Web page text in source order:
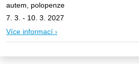
autem, polopenze
7. 3. - 10. 3. 2027
Více informací ›